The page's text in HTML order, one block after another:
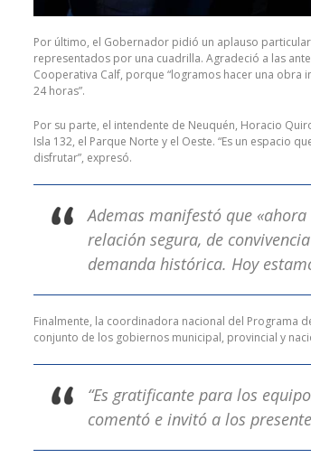
Por último, el Gobernador pidió un aplauso
representados por una cuadrilla. Agradeció a las
Cooperativa Calf, porque “logramos hacer una
24 horas”.
Por su parte, el intendente de Neuquén, Horacio
Isla 132, el Parque Norte y el Oeste. “Es un espacio
disfrutar”, expresó.
Ademas manifestó que
relación segura, de
demanda histórica. Hoy
Finalmente, la coordinadora nacional del Programa
conjunto de los gobiernos municipal, provincial y
“Es gratificante para los
comentó e invitó a los